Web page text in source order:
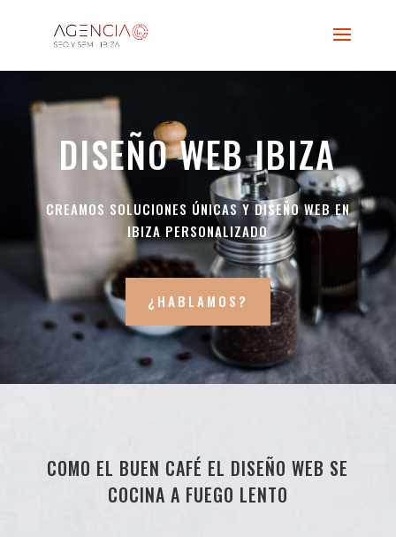
DISEÑO WEB IBIZA
CREAMOS SOLUCIONES ÚNICAS Y DISEÑO WEB EN
IBIZA PERSONALIZADO
¿HABLAMOS?
COMO EL BUEN CAFÉ EL DISEÑO WEB SE
COCINA A FUEGO LENTO